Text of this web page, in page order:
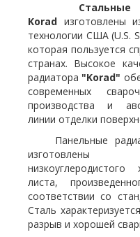
Korad изготовлены
технологии США (U.S.
которая пользуется
странах. Высокое
радиатора "Korad"
современных
производства и
линии отделки
Панельные
низкоуглеродистого
листа,
соответствии со
Сталь
разрыв и хорошей